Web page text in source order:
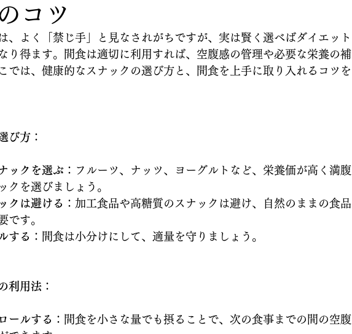
コツ
、よく「禁じ手」と見なされがちですが、実は賢く選べばダイエット
り得ます。間食は適切に利用すれば、空腹感の管理や必要な栄養の補
では、健康的なスナックの選び方と、間食を上手に取り入れるコツを
び方 ：
ックを選ぶ ：フルーツ、ナッツ、ヨーグルトなど、栄養価が高く満腹
クを選びましょう。
クは避ける ：加工食品や高糖質のスナックは避け、自然のままの食品
です。
する ：間食は小分けにして、適量を守りましょう。
利用法 ：
ールする ：間食を小さな量でも摂ることで、次の食事までの間の空腹